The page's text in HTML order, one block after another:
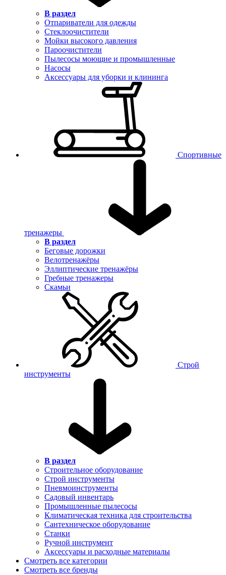
В раздел
Отпариватели для одежды
Стеклоочистители
Мойки высокого давления
Пароочистители
Пылесосы моющие и промышленные
Насосы
Аксессуары для уборки и клининга
Спортивные
тренажеры
В раздел
Беговые дорожки
Велотренажёры
Эллиптические тренажёры
Гребные тренажеры
Скамьи
Строй
инструменты
В раздел
Строительное оборудование
Строй инструменты
Пневмоинструменты
Садовый инвентарь
Промышленные пылесосы
Климатическая техника для строительства
Сантехническое оборудование
Станки
Ручной инструмент
Аксессуары и расходные материалы
Смотреть все категории
Смотреть все бренды